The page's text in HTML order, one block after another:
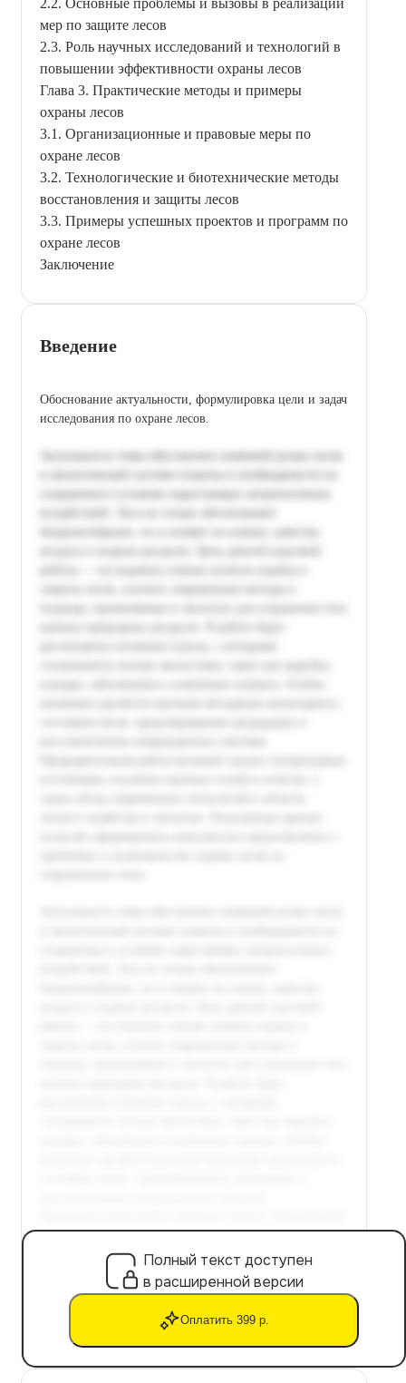
мер по защите лесов
2.3. Роль научных исследований и технологий в
повышении эффективности охраны лесов
Глава 3. Практические методы и примеры
охраны лесов
3.1. Организационные и правовые меры по
охране лесов
3.2. Технологические и биотехнические методы
восстановления и защиты лесов
3.3. Примеры успешных проектов и программ по
охране лесов
Заключение
Введение
Обоснование актуальности, формулировка цели и задач
исследования по охране лесов.
Полный текст доступен
в расширенной версии
Оплатить 399 р.